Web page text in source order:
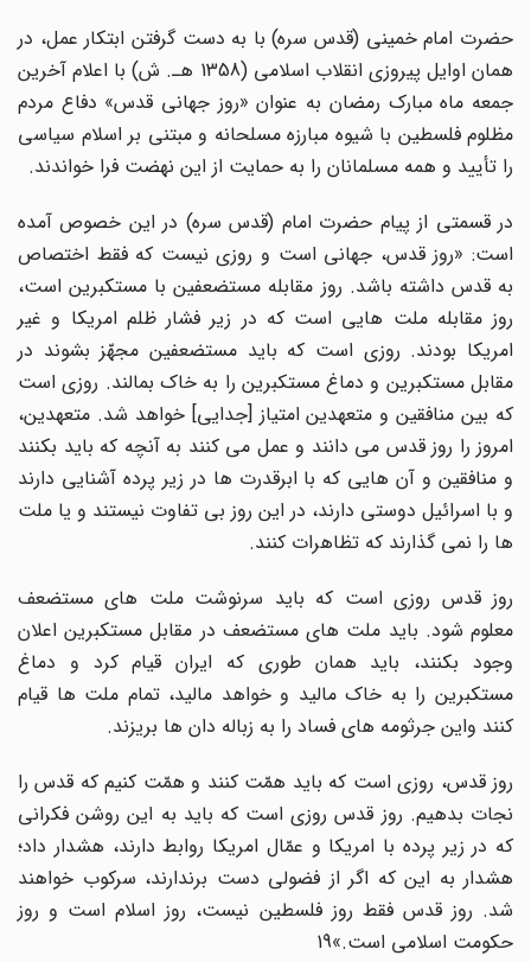
حضرت امام خمینى (قدس سره) با به دست گرفتن ابتکار عمل، در
همان اوایل پیروزى انقلاب اسلامى (1358 هـ. ش) با اعلام آخرین
جمعه ماه مبارک رمضان به عنوان «روز جهانى قدس» دفاع مردم
مظلوم فلسطین با شیوه مبارزه مسلحانه و مبتنى بر اسلام سیاسى
را تأیید و همه مسلمانان را به حمایت از این نهضت فرا خواندند.
در قسمتى از پیام حضرت امام (قدس سره) در این خصوص آمده
است: «روز قدس، جهانى است و روزى نیست که فقط اختصاص
به قدس داشته باشد. روز مقابله مستضعفین با مستکبرین است،
روز مقابله ملت هایى است که در زیر فشار ظلم امریکا و غیر
امریکا بودند. روزى است که باید مستضعفین مجهّز بشوند در
مقابل مستکبرین و دماغ مستکبرین را به خاک بمالند. روزى است
که بین منافقین و متعهدین امتیاز [جدایى] خواهد شد. متعهدین،
امروز را روز قدس مى دانند و عمل مى کنند به آنچه که باید بکنند
و منافقین و آن هایى که با ابرقدرت ها در زیر پرده آشنایى دارند
و با اسرائیل دوستى دارند، در این روز بى تفاوت نیستند و یا ملت
ها را نمى گذارند که تظاهرات کنند.
روز قدس روزى است که باید سرنوشت ملت هاى مستضعف
معلوم شود. باید ملت هاى مستضعف در مقابل مستکبرین اعلان
وجود بکنند، باید همان طورى که ایران قیام کرد و دماغ
مستکبرین را به خاک مالید و خواهد مالید، تمام ملت ها قیام
کنند واین جرثومه هاى فساد را به زباله دان ها بریزند.
روز قدس، روزى است که باید همّت کنند و همّت کنیم که قدس را
نجات بدهیم. روز قدس روزى است که باید به این روشن فکرانى
که در زیر پرده با امریکا و عمّال امریکا روابط دارند، هشدار داد؛
هشدار به این که اگر از فضولى دست برندارند، سرکوب خواهند
شد. روز قدس فقط روز فلسطین نیست، روز اسلام است و روز
حکومت اسلامى است.»19